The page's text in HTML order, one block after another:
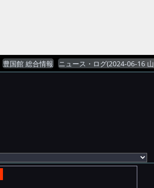
豊国館 総合情報 ニュース・ログ(2024-06-16